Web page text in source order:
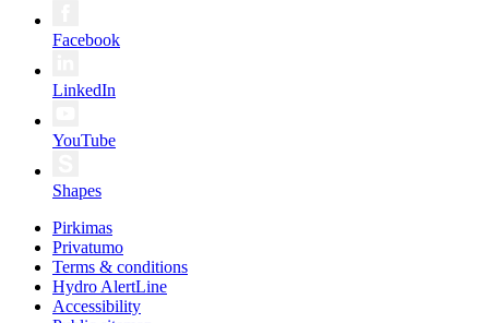
Facebook
LinkedIn
YouTube
Shapes
Pirkimas
Privatumo
Terms & conditions
Hydro AlertLine
Accessibility